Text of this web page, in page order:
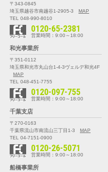
〒343-0845
埼玉県越谷市南越谷1-2905-3
MAP
TEL 048-990-8010
0120-65-2381
営業時間：9:00～18:00
和光事業所
〒351-0112
埼玉県和光市丸山台1-4-3ヴェルデ和光4F
MAP
TEL 048-451-7755
0120-097-755
営業時間：9:00～18:00
千葉支店
〒270-0163
千葉県流山市南流山三丁目1-3
MAP
TEL 04-7151-0900
0120-26-5071
営業時間：9:00～18:00
船橋事業所